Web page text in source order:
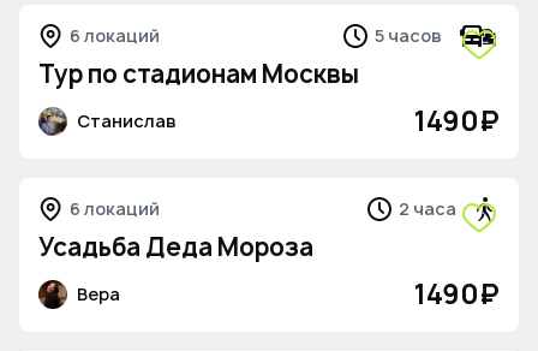
6 локаций 5 часов
Тур по стадионам Москвы
Станислав 1490₽
6 локаций 2 часа
Усадьба Деда Мороза
Вера 1490₽